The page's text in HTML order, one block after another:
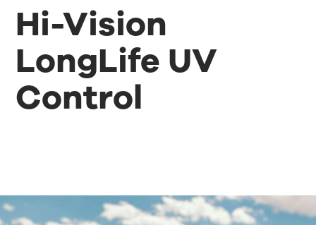
Hi-Vision
LongLife UV
Control